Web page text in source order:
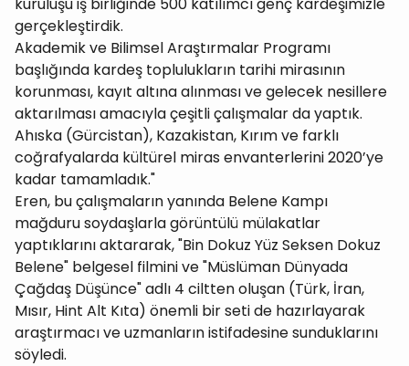
gerçekleştirdik.
Akademik ve Bilimsel Araştırmalar Programı
başlığında kardeş toplulukların tarihi mirasının
korunması, kayıt altına alınması ve gelecek nesillere
aktarılması amacıyla çeşitli çalışmalar da yaptık.
Ahıska (Gürcistan), Kazakistan, Kırım ve farklı
coğrafyalarda kültürel miras envanterlerini 2020’ye
kadar tamamladık."
Eren, bu çalışmaların yanında Belene Kampı
mağduru soydaşlarla görüntülü mülakatlar
yaptıklarını aktararak, "Bin Dokuz Yüz Seksen Dokuz
Belene" belgesel filmini ve "Müslüman Dünyada
Çağdaş Düşünce" adlı 4 ciltten oluşan (Türk, İran,
Mısır, Hint Alt Kıta) önemli bir seti de hazırlayarak
araştırmacı ve uzmanların istifadesine sunduklarını
söyledi.